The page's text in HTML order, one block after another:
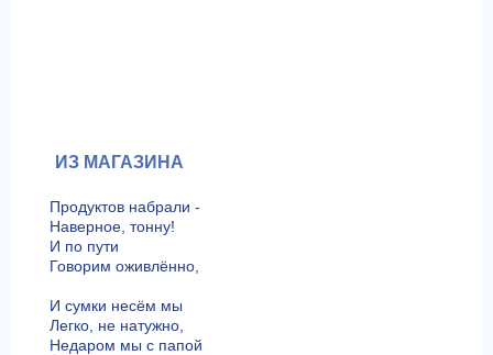
ИЗ МАГАЗИНА
Продуктов набрали -
Наверное, тонну!
И по пути
Говорим оживлённо,
И сумки несём мы
Легко, не натужно,
Недаром мы с папой